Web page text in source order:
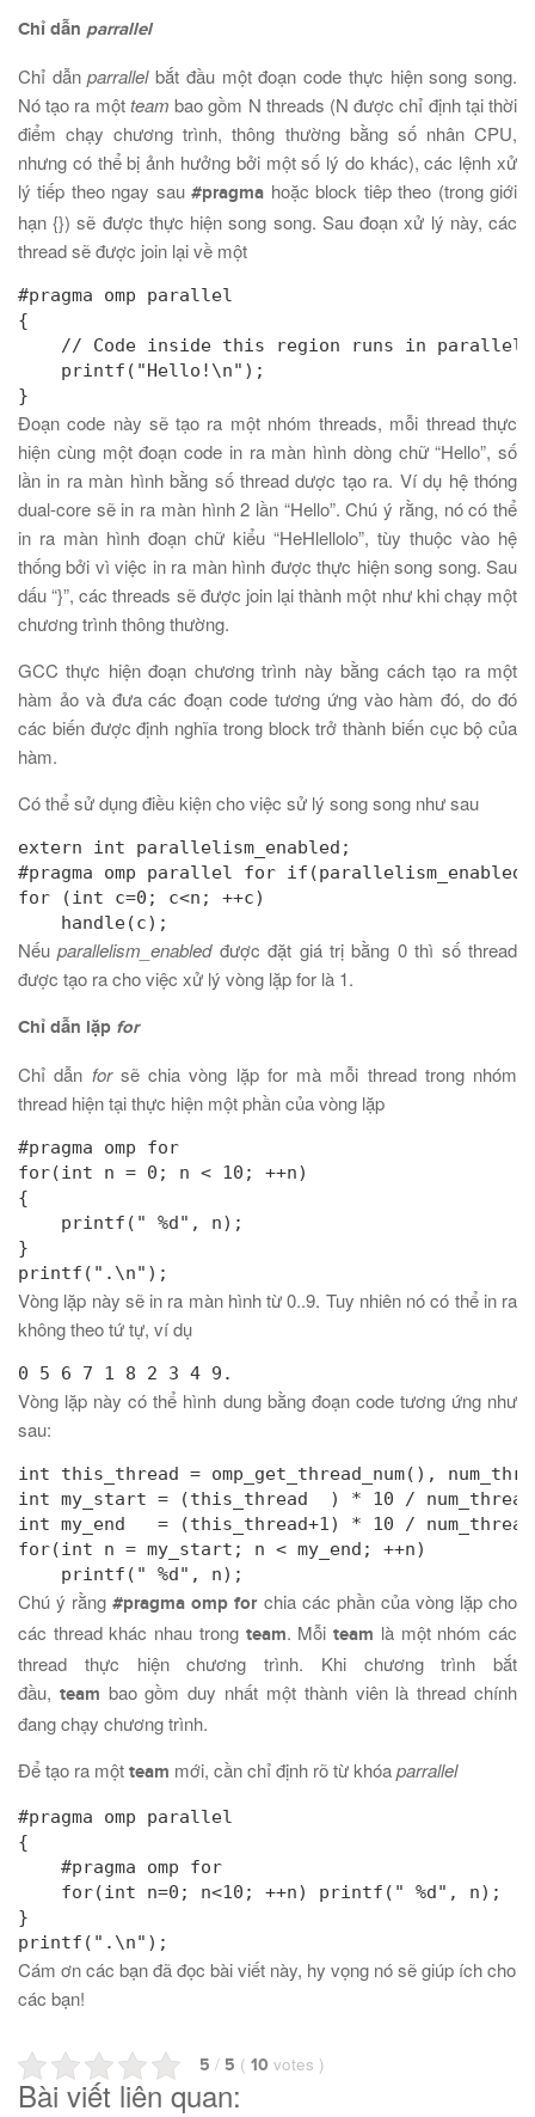
Chỉ dẫn parrallel
Chỉ dẫnparrallelbắt đầu một đoạn code thực hiện song song.
Nó tạo ra mộtteam bao gồm N threads (N được chỉ định tại thời
điểm chạy chương trình, thông thường bằng số nhân CPU,
nhưng có thể bị ảnh hưởng bởi một số lý do khác), các lệnh xử
lý tiếp theo ngay sau#pragma hoặc block tiêp theo (trong giới
hạn {}) sẽ được thực hiện song song. Sau đoạn xử lý này, các
thread sẽ được join lại về một
#pragma omp parallel
{
    // Code inside this region runs in parallel.
    printf("Hello!\n");
}
Đoạn code này sẽ tạo ra một nhóm threads, mỗi thread thực
hiện cùng một đoạn code in ra màn hình dòng chữ “Hello”, số
lần in ra màn hình bằng số thread dược tạo ra. Ví dụ hệ thóng
dual-core sẽ in ra màn hình 2 lần “Hello”. Chú ý rằng, nó có thể
in ra màn hình đoạn chữ kiểu “HeHlellolo”, tùy thuộc vào hệ
thống bởi vì việc in ra màn hình được thực hiện song song. Sau
dấu “}”, các threads sẽ được join lại thành một như khi chạy một
chương trình thông thường.
GCC thực hiện đoạn chương trình này bằng cách tạo ra một
hàm ảo và đưa các đoạn code tương ứng vào hàm đó, do đó
các biến được định nghĩa trong block trở thành biến cục bộ của
hàm.
Có thể sử dụng điều kiện cho việc sử lý song song như sau
extern int parallelism_enabled;
#pragma omp parallel for if(parallelism_enabled)
for (int c=0; c<n; ++c)
    handle(c);
Nếuparallelism_enabledđược đặt giá trị bằng 0 thì số thread
được tạo ra cho việc xử lý vòng lặp for là 1.
Chỉ dẫn lặp for
Chỉ dẫn forsẽ chia vòng lặp for mà mỗi thread trong nhóm
thread hiện tại thực hiện một phần của vòng lặp
#pragma omp for
for(int n = 0; n < 10; ++n)
{
    printf(" %d", n);
}
printf(".\n");
Vòng lặp này sẽ in ra màn hình từ 0..9. Tuy nhiên nó có thể in ra
không theo tứ tự, ví dụ
0 5 6 7 1 8 2 3 4 9.
Vòng lặp này có thể hình dung bằng đoạn code tương ứng như
sau:
int this_thread = omp_get_thread_num(),
int my_start = (this_thread  ) * 10 /
int my_end   = (this_thread+1) * 10 /
for(int n = my_start; n < my_end; ++n)
    printf(" %d", n);
Chú ý rằng#pragma omp forchia các phần của vòng lặp cho
các thread khác nhau trong team. Mỗiteam là một nhóm các
thread thực hiện chương trình. Khi chương trình bắt
đầu, team bao gồm duy nhất một thành viên là thread chính
đang chạy chương trình.
Để tạo ra một team mới, cần chỉ định rõ từ khóaparrallel
#pragma omp parallel
{
    #pragma omp for
    for(int n=0; n<10; ++n) printf(" %d", n);
}
printf(".\n");
Cám ơn các bạn đã đọc bài viết này, hy vọng nó sẽ giúp ích cho
các bạn!
5 / 5 ( 10 votes )
Bài viết liên quan: